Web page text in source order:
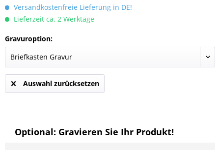
Versandkostenfreie Lieferung in DE!
Lieferzeit ca. 2 Werktage
Gravuroption:
Auswahl zurücksetzen
Optional: Gravieren Sie Ihr Produkt!